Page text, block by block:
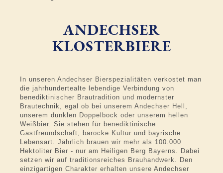
ANDECHSER
KLOSTERBIERE
In unseren Andechser Bierspezialitäten verkostet man
die jahrhundertealte lebendige Verbindung von
benediktinischer Brautradition und modernster
Brautechnik, egal ob bei unserem Andechser Hell,
unserem dunklen Doppelbock oder unserem hellen
Weißbier. Sie stehen für benediktinische
Gastfreundschaft, barocke Kultur und bayrische
Lebensart. Jährlich brauen wir mehr als 100.000
Hektoliter Bier - nur am Heiligen Berg Bayerns. Dabei
setzen wir auf traditionsreiches Brauhandwerk. Den
einzigartigen Charakter erhalten unsere Andechser